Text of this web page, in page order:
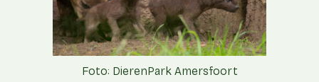
Foto: DierenPark Amersfoort